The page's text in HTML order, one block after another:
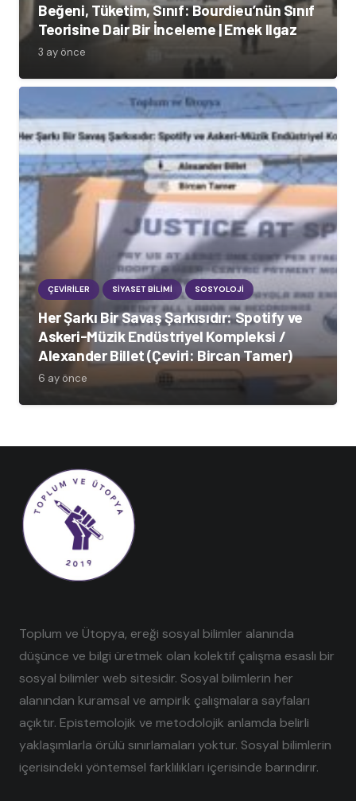
Beğeni, Tüketim, Sınıf: Bourdieu’nün Sınıf
Teorisine Dair Bir İnceleme | Emek Ilgaz
3 ay önce
ÇEVIRILER SIYASET BILIMI SOSYOLOJI
Her Şarkı Bir Savaş Şarkısıdır: Spotify ve
Askeri-Müzik Endüstriyel Kompleksi /
Alexander Billet (Çeviri: Bircan Tamer)
6 ay önce
Toplum ve Ütopya, ereği sosyal bilimler alanında
düşünce ve bilgi üretmek olan kolektif çalışma esaslı bir
sosyal bilimler web sitesidir. Sosyal bilimlerin her
alanından kuramsal ve ampirik çalışmalara sayfaları
açıktır. Epistemolojik ve metodolojik anlamda belirli
yaklaşımlarla örülü sınırlamaları yoktur. Sosyal bilimlerin
içerisindeki yöntemsel farklılıkları içerisinde barındırır.